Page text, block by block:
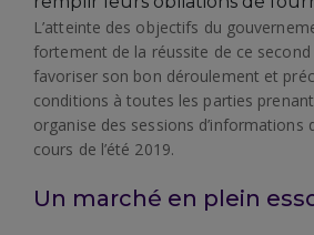
L’atteinte des objectifs du
fortement de la réussite de ce second
favoriser son bon déroulement et
conditions à toutes les parties
organise des sessions d’informations
cours de l’été 2019.
Un marché en plein